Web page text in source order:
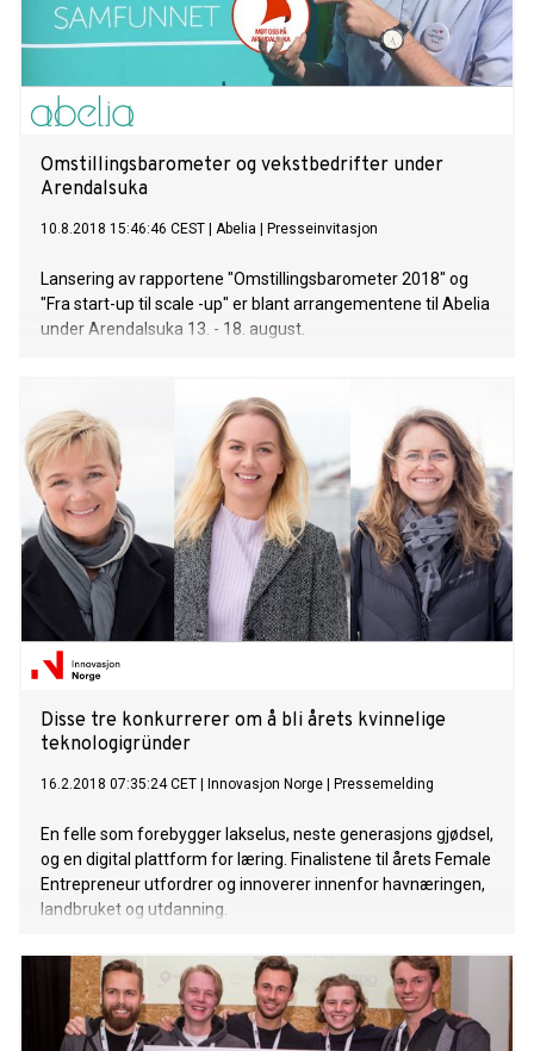
Omstillingsbarometer og vekstbedrifter under
Arendalsuka
10.8.2018 15:46:46 CEST Abelia Presseinvitasjon
Lansering av rapportene "Omstillingsbarometer 2018" og
"Fra start-up til scale -up" er blant arrangementene til Abelia
under Arendalsuka 13. - 18. august.
Disse tre konkurrerer om å bli årets kvinnelige
teknologigründer
16.2.2018 07:35:24 CET Innovasjon Norge Pressemelding
En felle som forebygger lakselus, neste generasjons gjødsel,
og en digital plattform for læring. Finalistene til årets Female
Entrepreneur utfordrer og innoverer innenfor havnæringen,
landbruket og utdanning.